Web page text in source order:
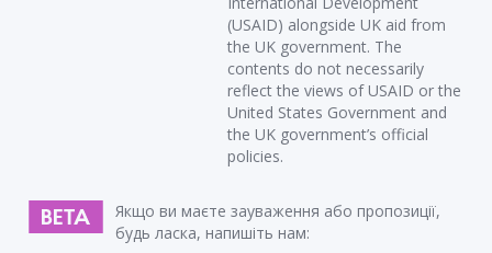
(USAID) alongside UK aid from
the UK government. The
contents do not necessarily
reflect the views of USAID or the
United States Government and
the UK government’s official
policies.
Якщо ви маєте зауваження або пропозиції,
будь ласка, напишіть нам: